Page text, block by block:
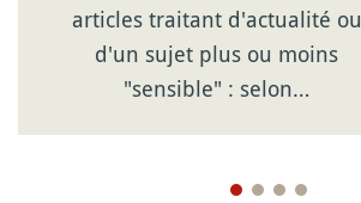
articles traitant d'actualité ou
d'un sujet plus ou moins
"sensible" : selon…